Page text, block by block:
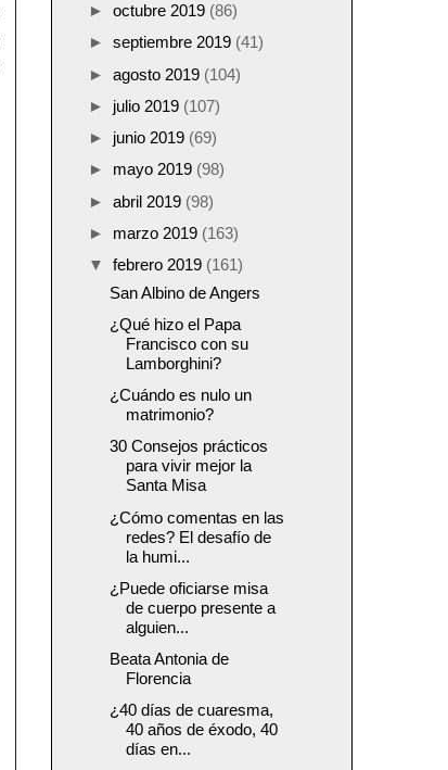
► octubre 2019 (86)
► septiembre 2019 (41)
► agosto 2019 (104)
► julio 2019 (107)
► junio 2019 (69)
► mayo 2019 (98)
► abril 2019 (98)
► marzo 2019 (163)
▼ febrero 2019 (161)
San Albino de Angers
¿Qué hizo el Papa
Francisco con su
Lamborghini?
¿Cuándo es nulo un
matrimonio?
30 Consejos prácticos
para vivir mejor la
Santa Misa
¿Cómo comentas en las
redes? El desafío de
la humi...
¿Puede oficiarse misa
de cuerpo presente a
alguien...
Beata Antonia de
Florencia
¿40 días de cuaresma,
40 años de éxodo, 40
días en...